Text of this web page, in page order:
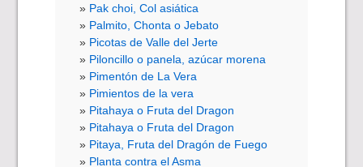
Pak choi, Col asiática
Palmito, Chonta o Jebato
Picotas de Valle del Jerte
Piloncillo o panela, azúcar morena
Pimentón de La Vera
Pimientos de la vera
Pitahaya o Fruta del Dragon
Pitahaya o Fruta del Dragon
Pitaya, Fruta del Dragón de Fuego
Planta contra el Asma